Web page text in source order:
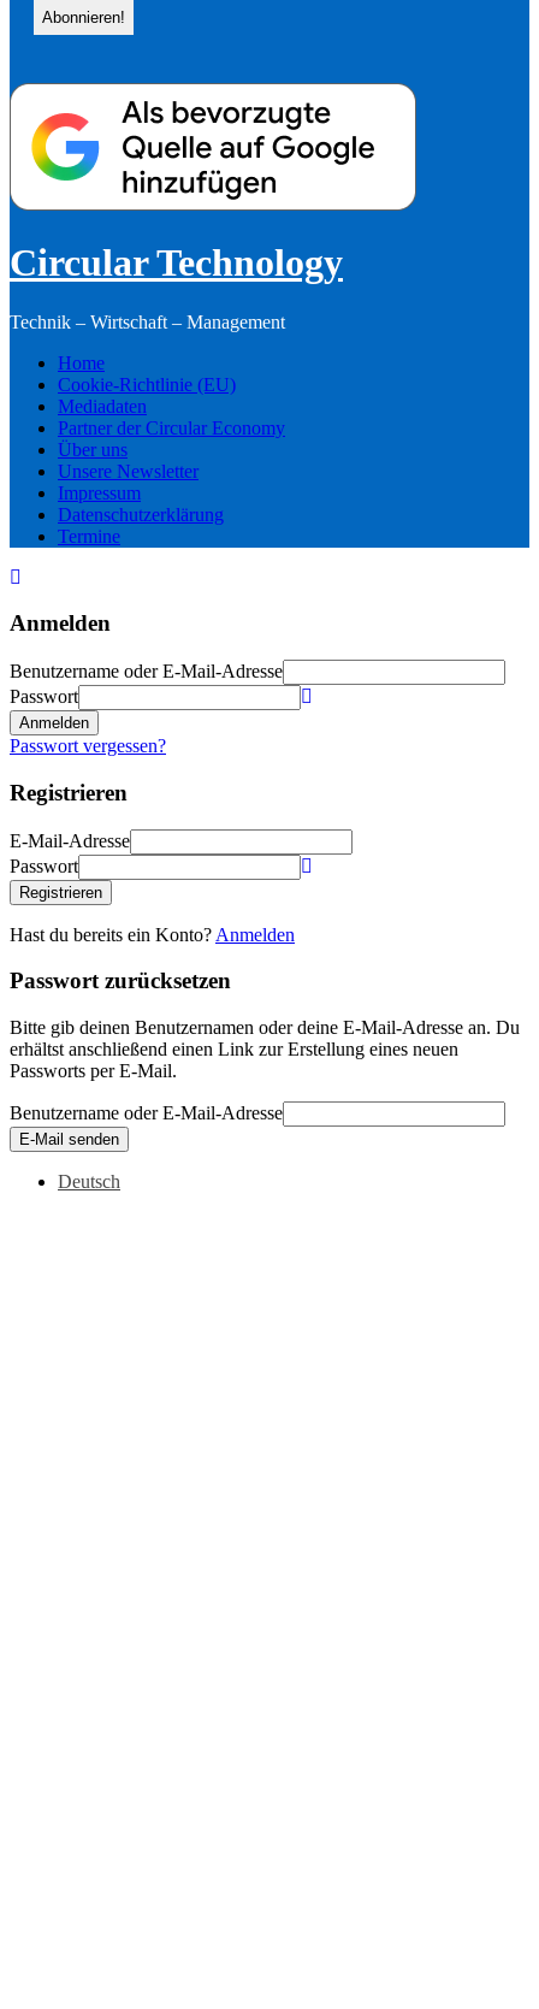
Circular Technology
Technik – Wirtschaft – Management
Home
Cookie-Richtlinie (EU)
Mediadaten
Partner der Circular Economy
Über uns
Unsere Newsletter
Impressum
Datenschutzerklärung
Termine
Anmelden
Benutzername oder E-Mail-Adresse
Passwort
Anmelden
Passwort vergessen?
Registrieren
E-Mail-Adresse
Passwort
Registrieren
Hast du bereits ein Konto? Anmelden
Passwort zurücksetzen
Bitte gib deinen Benutzernamen oder deine E-Mail-Adresse an. Du
erhältst anschließend einen Link zur Erstellung eines neuen
Passworts per E-Mail.
Benutzername oder E-Mail-Adresse
E-Mail senden
Deutsch